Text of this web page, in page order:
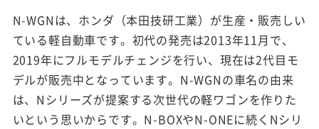
N-WGNは、ホンダ（本田技研工業）が生産・販売しい
ている軽自動車です。初代の発売は2013年11月で、
2019年にフルモデルチェンジを行い、現在は2代目モ
デルが販売中となっています。N-WGNの車名の由来
は、Nシリーズが提案する次世代の軽ワゴンを作りた
いという思いからです。N-BOXやN-ONEに続くNシリ